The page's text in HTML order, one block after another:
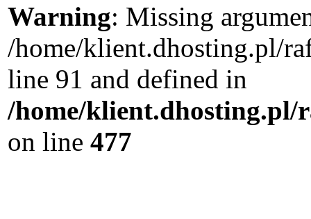
Warning: Missing
/home/klient.dhosting.pl/
line 91 and defined in
/home/klient.dhosting.pl/
on line 477